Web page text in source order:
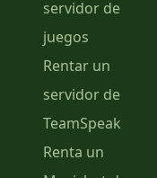
servidor de
juegos
Rentar un
servidor de
TeamSpeak
Renta un